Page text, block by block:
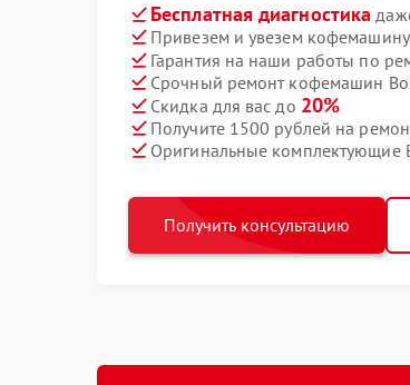
Бесплатная диагностика
Привезем и увезем
Гарантия на наши работы по
Срочный ремонт кофемашин
Скидка для вас до 20%
Получите 1500 рублей на
Оригинальные комплектующие
Получить консультацию